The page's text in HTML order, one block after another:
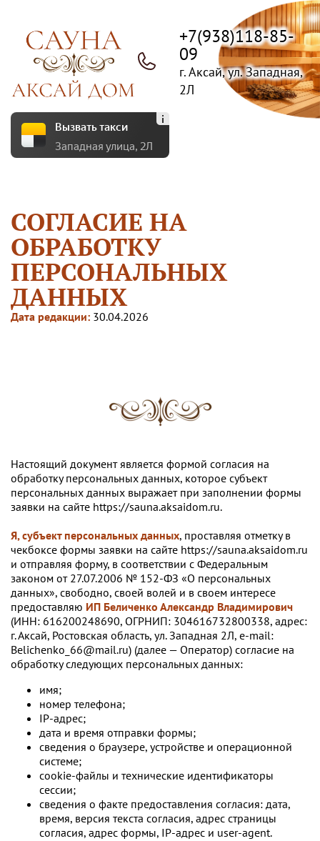
Вызвать такси
Западная улица, 2Л
+7(938)118-85-
09
г. Аксай, ул. Западная,
2Л
СОГЛАСИЕ НА
ОБРАБОТКУ
ПЕРСОНАЛЬНЫХ
ДАННЫХ
Дата редакции: 30.04.2026
Настоящий документ является формой согласия на
обработку персональных данных, которое субъект
персональных данных выражает при заполнении формы
заявки на сайте https://sauna.aksaidom.ru.
Я, субъект персональных данных, проставляя отметку в
чекбоксе формы заявки на сайте https://sauna.aksaidom.ru
и отправляя форму, в соответствии с Федеральным
законом от 27.07.2006 № 152-ФЗ «О персональных
данных», свободно, своей волей и в своем интересе
предоставляю ИП Беличенко Александр Владимирович
(ИНН: 616200248690, ОГРНИП: 304616732800338, адрес:
г. Аксай, Ростовская область, ул. Западная 2Л, e-mail:
Belichenko_66@mail.ru) (далее — Оператор) согласие на
обработку следующих персональных данных:
имя;
номер телефона;
IP-адрес;
дата и время отправки формы;
сведения о браузере, устройстве и операционной
системе;
cookie-файлы и технические идентификаторы
сессии;
сведения о факте предоставления согласия: дата,
время, версия текста согласия, адрес страницы
согласия, адрес формы, IP-адрес и user-agent.